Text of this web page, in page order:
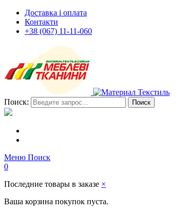
Доставка і оплата
Контакти
+38 (067) 11-11-060
Поиск: Поиск
Меню Поиск
0
Последние товары в заказе ×
Ваша корзина покупок пуста.